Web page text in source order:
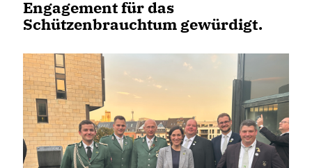
Engagement für das
Schützenbrauchtum gewürdigt.